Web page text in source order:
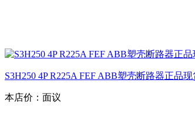
S3H250 4P R225A FEF ABB塑壳断路器正品
本店价： 面议